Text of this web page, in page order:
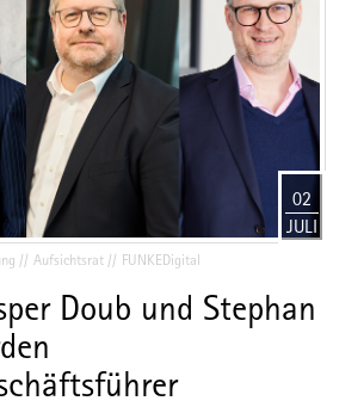
02
JULI
Aufsichtsrat FUNKEDigital
Doub und Stephan